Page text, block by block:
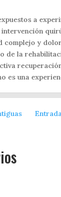
a
intervención
complejo y
de la
es una